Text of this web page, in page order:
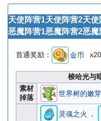
天使阵营1天使阵营2天使
恶魔阵营1恶魔阵营2恶魔
首通奖励： 金币
梭哈光与
素材
掉落
世界树的嫩芽
灵魂之火